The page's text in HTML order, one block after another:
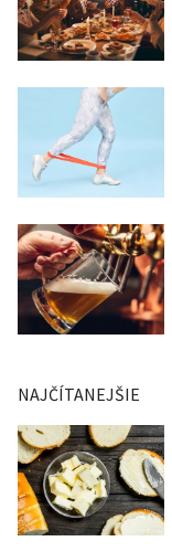
NAJČÍTANEJŠIE